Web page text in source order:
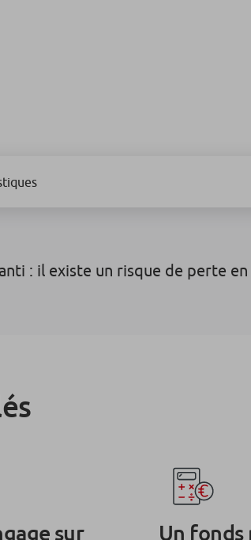
: il existe un risque de perte
sur
Un